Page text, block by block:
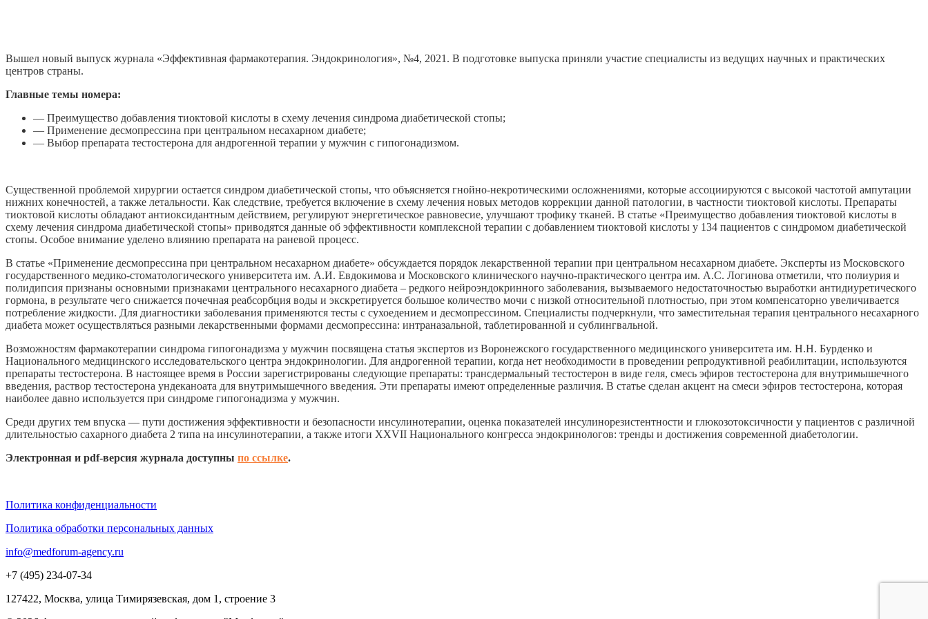
Вышел новый выпуск журнала «Эффективная фармакотерапия. Эндокринология», №4, 2021. В подготовке выпуска приняли участие специалисты из ведущих научных и практических
центров страны.
Главные темы номера:
— Преимущество добавления тиоктовой кислоты в схему лечения синдрома диабетической стопы;
— Применение десмопрессина при центральном несахарном диабете;
— Выбор препарата тестостерона для андрогенной терапии у мужчин с гипогонадизмом.
Существенной проблемой хирургии остается синдром диабетической стопы, что объясняется гнойно-некротическими осложнениями, которые ассоциируются с высокой частотой ампутации
нижних конечностей, а также летальности. Как следствие, требуется включение в схему лечения новых методов коррекции данной патологии, в частности тиоктовой кислоты. Препараты
тиоктовой кислоты обладают антиоксидантным действием, регулируют энергетическое равновесие, улучшают трофику тканей. В статье «Преимущество добавления тиоктовой кислоты в
схему лечения синдрома диабетической стопы» приводятся данные об эффективности комплексной терапии с добавлением тиоктовой кислоты у 134 пациентов с синдромом диабетической
стопы. Особое внимание уделено влиянию препарата на раневой процесс.
В статье «Применение десмопрессина при центральном несахарном диабете» обсуждается порядок лекарственной терапии при центральном несахарном диабете. Эксперты из Московского
государственного медико-стоматологического университета им. А.И. Евдокимова и Московского клинического научно-практического центра им. А.С. Логинова отметили, что полиурия и
полидипсия признаны основными признаками центрального несахарного диабета – редкого нейроэндокринного заболевания, вызываемого недостаточностью выработки антидиуретического
гормона, в результате чего снижается почечная реабсорбция воды и экскретируется большое количество мочи с низкой относительной плотностью, при этом компенсаторно увеличивается
потребление жидкости. Для диагностики заболевания применяются тесты с сухоедением и десмопрессином. Специалисты подчеркнули, что заместительная терапия центрального несахарного
диабета может осуществляться разными лекарственными формами десмопрессина: интраназальной, таблетированной и сублингвальной.
Возможностям фармакотерапии синдрома гипогонадизма у мужчин посвящена статья экспертов из Воронежского государственного медицинского университета им. Н.Н. Бурденко и
Национального медицинского исследовательского центра эндокринологии. Для андрогенной терапии, когда нет необходимости в проведении репродуктивной реабилитации, используются
препараты тестостерона. В настоящее время в России зарегистрированы следующие препараты: трансдермальный тестостерон в виде геля, смесь эфиров тестостерона для внутримышечного
введения, раствор тестостерона ундеканоата для внутримышечного введения. Эти препараты имеют определенные различия. В статье сделан акцент на смеси эфиров тестостерона, которая
наиболее давно используется при синдроме гипогонадизма у мужчин.
Среди других тем впуска — пути достижения эффективности и безопасности инсулинотерапии, оценка показателей инсулинорезистентности и глюкозотоксичности у пациентов с различной
длительностью сахарного диабета 2 типа на инсулинотерапии, а также итоги ХХVII Национального конгресса эндокринологов: тренды и достижения современной диабетологии.
Электронная и pdf-версия журнала доступны по ссылке.
Политика конфиденциальности
Политика обработки персональных данных
info@medforum-agency.ru
+7 (495) 234-07-34
127422, Москва, улица Тимирязевская, дом 1, строение 3